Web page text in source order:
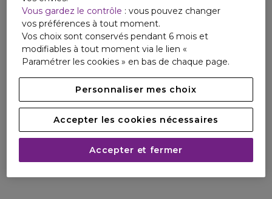
La texture légère et aqueuse aide la formule à pénétrer
rapidement dans la peau, sans sensation collante.
Un mélange concentré
Chacun des 4 flacons est infusé avec un mélange
concentré d'actifs qui accélèrent le renouvellement de la
- La vitamine C aide à uniformiser le teint et à réduire
l'apparence des tâches brunes pour que la peau paraisse
plus uniforme. C'est également un puissant antioxydant qui
aide à prévenir l'apparition de nouvelles taches.
Vous gardez le contrôle : vous pouvez changer
vos préférences à tout moment.
Vos choix sont conservés pendant 6 mois et
modifiables à tout moment via le lien «
Paramétrer les cookies » en bas de chaque page.
Personnaliser mes choix
Accepter les cookies nécessaires
Accepter et fermer